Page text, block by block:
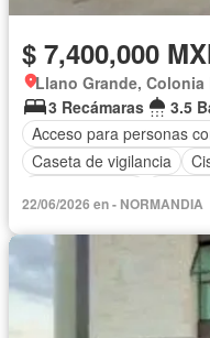
$ 7,400,000
Llano Grande,
3 Recámaras
3.5
Acceso para personas
Caseta de vigilancia
Electricidad
Recámara con closet
Sin amueblar
22/06/2026 en - NORMANDIA